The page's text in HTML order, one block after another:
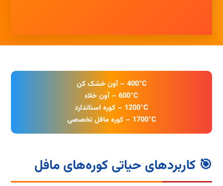
400°C – آون خشک کن
600°C – آون خلاء
1200°C – کوره استاندارد
1700°C – کوره مافل تخصصی
🎯 کاربردهای حیاتی کوره‌های مافل